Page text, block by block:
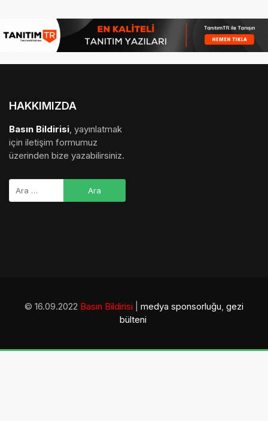
HAKKIMIZDA
Basın Bildirisi, yayınlatmak
için iletişim formumuz
üzerinden bize yazabilirsiniz.
© 16.09.2022 Basın Bildirisi medya sponsorluğu, gezi
bülteni